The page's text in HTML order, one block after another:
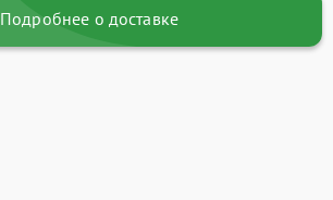
Подробнее о доставке